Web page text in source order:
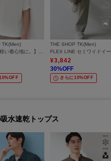
TK(Men)
【サラッと軽い着心地に。】BO-NO HENLEY TEE/ボーノヘンリーネック Tシャツ 吸水速乾/洗濯機OK
THE SHOP TK(Men)
¥3,842
30%OFF
さらに10%OFF
水速乾トップス